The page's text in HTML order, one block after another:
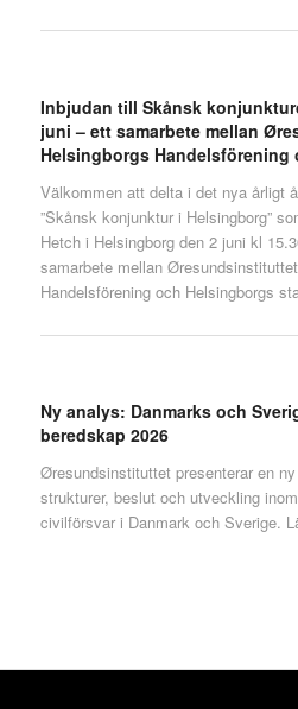
Inbjudan till Skånsk
juni – ett samarbete mellan
Helsingborgs
Välkommen att delta i det nya årligt
”Skånsk konjunktur i Helsingborg”
Hetch i Helsingborg den 2 juni kl
samarbete mellan
Handelsförening och Helsingborgs
Ny analys: Danmarks och
beredskap 2026
Øresundsinstituttet presenterar en
strukturer, beslut och utveckling
civilförsvar i Danmark och Sverige.